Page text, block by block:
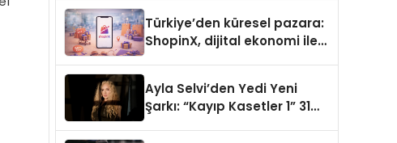
Türkiye’den küresel pazara:
ShopinX, dijital ekonomi ile
Ayla Selvi’den Yedi Yeni
Şarkı: “Kayıp Kasetler 1” 31